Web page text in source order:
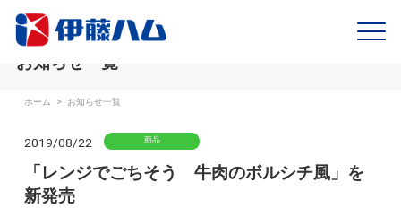
お知らせ一覧
ホーム > お知らせ一覧
2019/08/22 商品
「レンジでごちそう 牛肉のボルシチ風」を
新発売